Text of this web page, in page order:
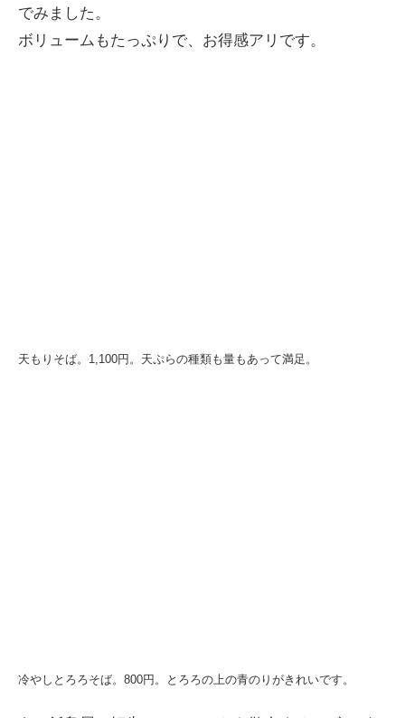
でみました。
ボリュームもたっぷりで、お得感アリです。
天もりそば。1,100円。天ぷらの種類も量もあって満足。
冷やしとろろそば。800円。とろろの上の青のりがきれいです。